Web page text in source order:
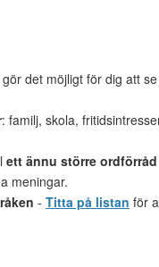
gör det möjligt för dig att
: familj, skola,
ett ännu större ordförråd
meningar.
- Titta på listan för